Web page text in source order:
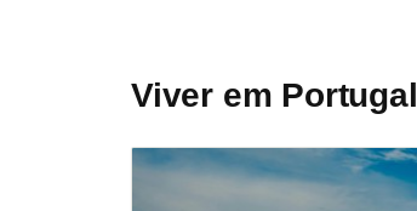
Viver em Portugal